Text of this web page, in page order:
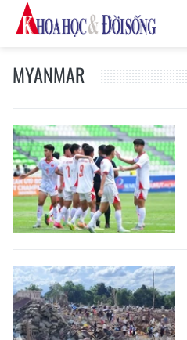
MYANMAR